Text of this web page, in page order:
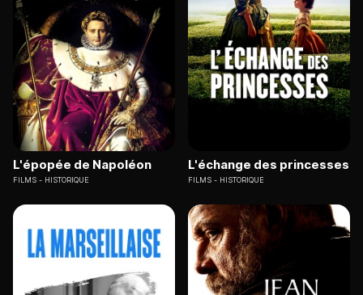
L'épopée de Napoléon
FILMS HISTORIQUE
L'échange des princesses
FILMS HISTORIQUE